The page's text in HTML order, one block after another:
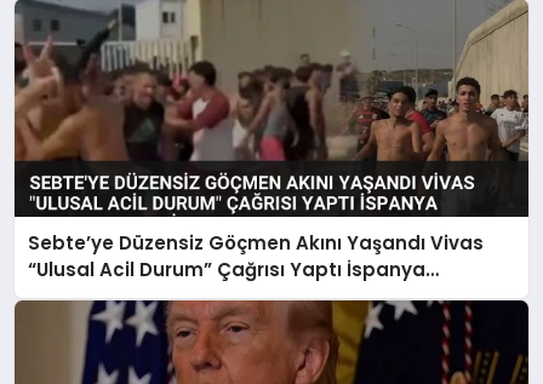
Sebte’ye Düzensiz Göçmen Akını Yaşandı Vivas
“Ulusal Acil Durum” Çağrısı Yaptı İspanya
Harekete Geçti